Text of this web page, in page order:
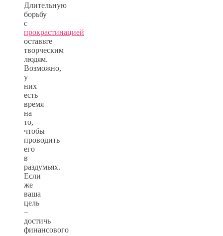
Длительную
борьбу
с
прокрастинацией
оставьте
творческим
людям.
Возможно,
у
них
есть
время
на
то,
чтобы
проводить
его
в
раздумьях.
Если
же
ваша
цель
–
достичь
финансового